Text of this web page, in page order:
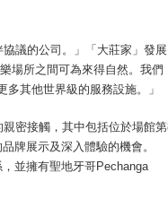
議的公司。」「大莊家」發展
場所之間可為來得自然。我們
其他世界級的服務設施。」
密接觸，其中包括位於場館
牌展示及深入體驗的機會。
並擁有聖地牙哥Pechanga